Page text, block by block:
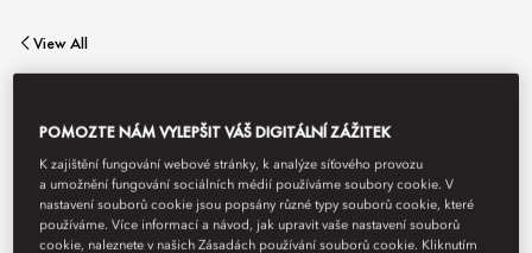
View All
TAHIR
Seasonal Levantine flavours in a vibrant poolside setting.
POMOZTE NÁM VYLEPŠIT VÁŠ DIGITÁLNÍ ZÁŽITEK
K zajištění fungování webové stránky, k analýze síťového provozu
a umožnění fungování sociálních médií používáme soubory cookie. V
nastavení souborů cookie jsou popsány různé typy souborů cookie, které
používáme. Více informací a návod, jak upravit vaše nastavení souborů
cookie, naleznete v našich Zásadách používání souborů cookie. Kliknutím